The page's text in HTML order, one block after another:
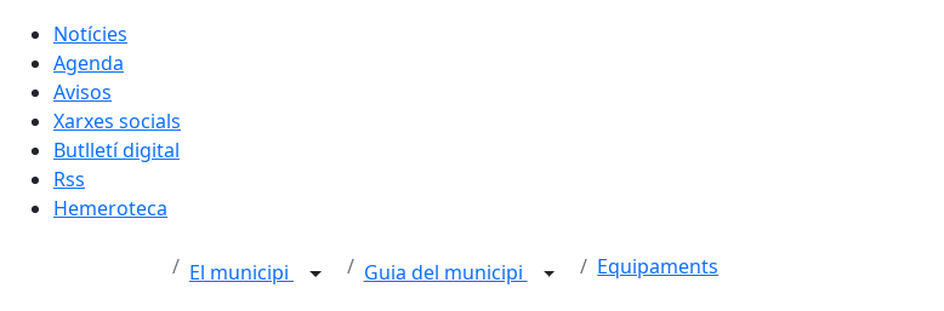
Notícies
Agenda
Avisos
Xarxes socials
Butlletí digital
Rss
Hemeroteca
El municipi Guia del municipi Equipaments